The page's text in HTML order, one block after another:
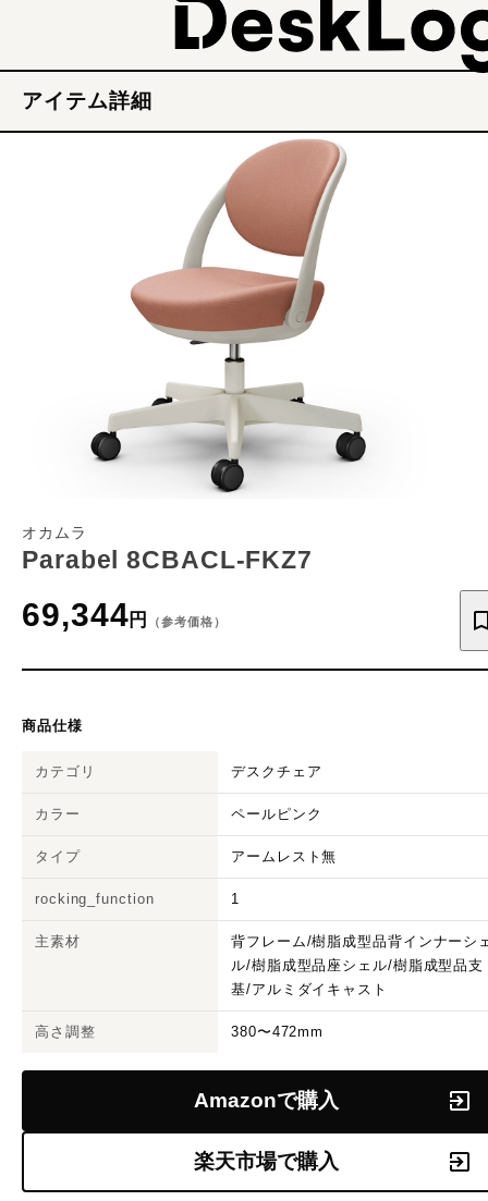
アイテム詳細
オカムラ
Parabel 8CBACL-FKZ7
69,344円 （参考価格）
商品仕様
カテゴリ デスクチェア
カラー ペールピンク
タイプ アームレスト無
rocking_function 1
主素材
背フレーム/樹脂成型品背インナーシ
ル/樹脂成型品座シェル/樹脂成型品支
基/アルミダイキャスト
高さ調整 380〜472mm
Amazonで購入
楽天市場で購入